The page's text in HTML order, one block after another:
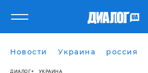
Новости Украина россия
ДИАЛОГ УКРАИНА